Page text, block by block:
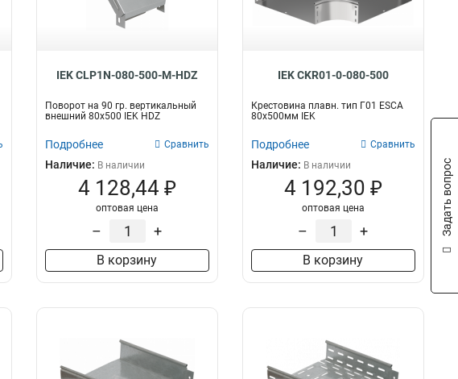
IEK CLP1N-080-500-M-HDZ
Поворот на 90 гр. вертикальный
внешний 80х500 IEK HDZ
Подробнее Сравнить
Наличие: В наличии
4 128,44 ₽
оптовая цена
– +
В корзину
IEK CKR01-0-080-500
Крестовина плавн. тип Г01 ESCA
80х500мм IEK
Подробнее Сравнить
Наличие: В наличии
4 192,30 ₽
оптовая цена
– +
В корзину
Задать вопрос